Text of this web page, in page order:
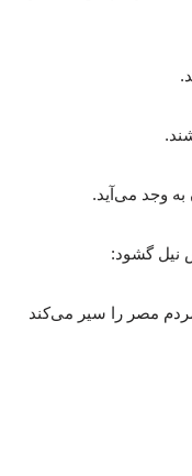
وجد می‌آید.
نیل گشود:
مصر را سیر می‌کند